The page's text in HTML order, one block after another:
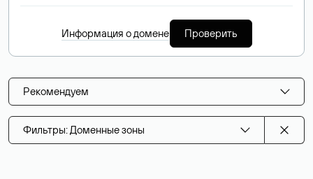
Информация о домене Проверить
Рекомендуем
Фильтры: Доменные зоны